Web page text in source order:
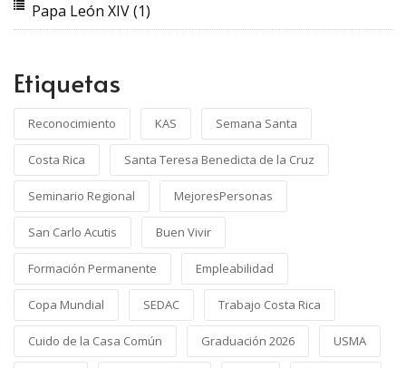
Papa León XIV(1)
Etiquetas
Reconocimiento KAS Semana Santa
Costa Rica Santa Teresa Benedicta de la Cruz
Seminario Regional MejoresPersonas
San Carlo Acutis Buen Vivir
Formación Permanente Empleabilidad
Copa Mundial SEDAC Trabajo Costa Rica
Cuido de la Casa Común Graduación 2026 USMA